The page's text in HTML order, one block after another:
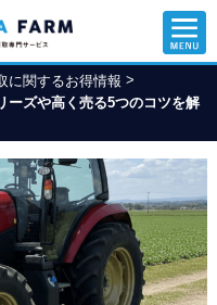
に関するお得情報 >
ーズや高く売る5つのコツを解